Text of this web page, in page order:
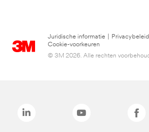
Juridische informatie Privacybeleid
Cookie-voorkeuren
© 3M 2026. Alle rechten